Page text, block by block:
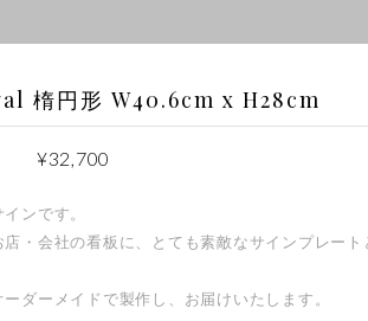
楕円形 W40.6cm x H28cm
¥32,700
ンです。
・会社の看板に、とても素敵なサインプレート
ダーメイドで製作し、お届けいたします。